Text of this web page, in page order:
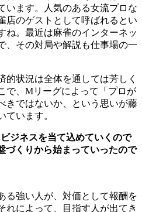
います。人気のある女流プロな
店のゲストとして呼ばれるとい
ね。最近は麻雀のインターネッ
、その対局や解説も仕事場の一
的状況は全体を通しては芳しく
で、Mリーグによって「プロが
きではないか、という思いが藤
ています。
ジネスを当て込めていくので
づくりから始まっていったので
る強い人が、対価として報酬を
れによって、目指す人が出てき